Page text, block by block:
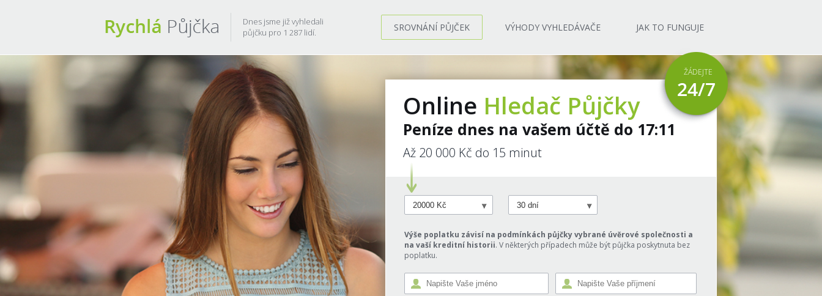
Dnes jsme již vyhledali
půjčku pro 1 287 lidí.
SROVNÁNÍ PŮJČEK VÝHODY VYHLEDÁVAČE JAK TO FUNGUJE
ŽÁDEJTE
Online Hledač Půjčky
Peníze dnes na vašem účtě do 17:11
Až 20 000 Kč do 15 minut
Výše poplatku závisí na podmínkách půjčky vybrané úvěrové společnosti a
na vaší kreditní historii. V některých případech může být půjčka poskytnuta bez
poplatku.